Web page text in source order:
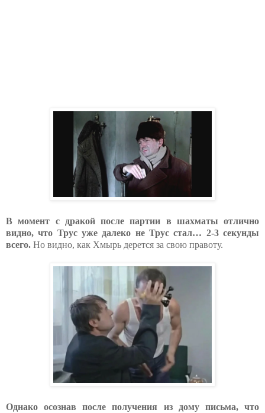
В момент с дракой после партии в шахматы отлично
видно, что Трус уже далеко не Трус стал… 2-3 секунды
всего. Но видно, как Хмырь дерется за свою правоту.
Однако осознав после получения из дому письма, что